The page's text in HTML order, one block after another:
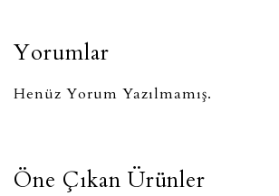
Yorumlar
Henüz Yorum Yazılmamış.
Öne Çıkan Ürünler